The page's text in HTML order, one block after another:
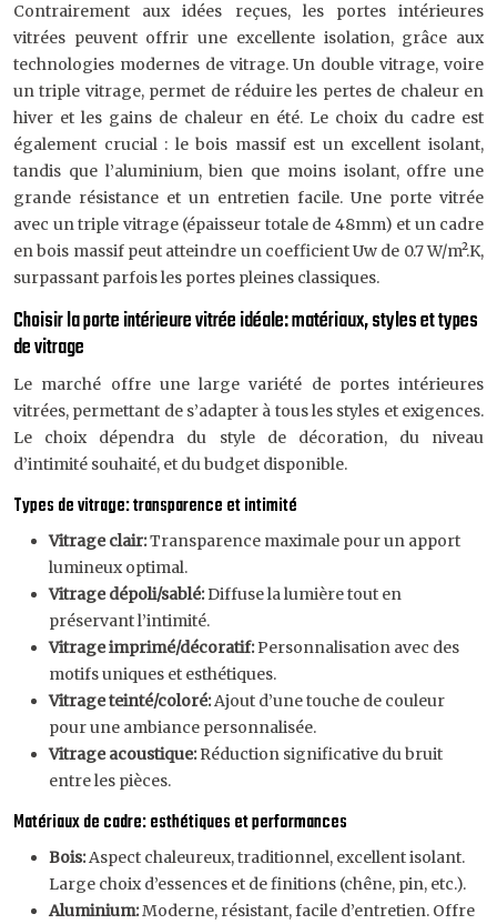
Contrairement aux idées reçues, les portes intérieures
vitrées peuvent offrir une excellente isolation, grâce aux
technologies modernes de vitrage. Un double vitrage, voire
un triple vitrage, permet de réduire les pertes de chaleur en
hiver et les gains de chaleur en été. Le choix du cadre est
également crucial : le bois massif est un excellent isolant,
tandis que l’aluminium, bien que moins isolant, offre une
grande résistance et un entretien facile. Une porte vitrée
avec un triple vitrage (épaisseur totale de 48mm) et un cadre
en bois massif peut atteindre un coefficient Uw de 0.7 W/m².K,
surpassant parfois les portes pleines classiques.
Choisir la porte intérieure vitrée idéale: matériaux, styles et types
de vitrage
Le marché offre une large variété de portes intérieures
vitrées, permettant de s’adapter à tous les styles et exigences.
Le choix dépendra du style de décoration, du niveau
d’intimité souhaité, et du budget disponible.
Types de vitrage: transparence et intimité
Vitrage clair:Transparence maximale pour un apport
lumineux optimal.
Vitrage dépoli/sablé:Diffuse la lumière tout en
préservant l’intimité.
Vitrage imprimé/décoratif:Personnalisation avec des
motifs uniques et esthétiques.
Vitrage teinté/coloré:Ajout d’une touche de couleur
pour une ambiance personnalisée.
Vitrage acoustique:Réduction significative du bruit
entre les pièces.
Matériaux de cadre: esthétiques et performances
Bois:Aspect chaleureux, traditionnel, excellent isolant.
Large choix d’essences et de finitions (chêne, pin, etc.).
Aluminium:Moderne, résistant, facile d’entretien. Offre